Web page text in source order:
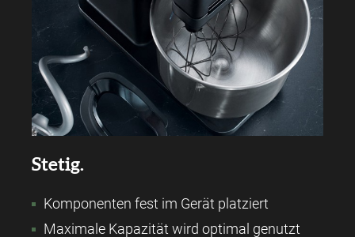
Stetig.
Komponenten fest im Gerät platziert
Maximale Kapazität wird optimal genutzt